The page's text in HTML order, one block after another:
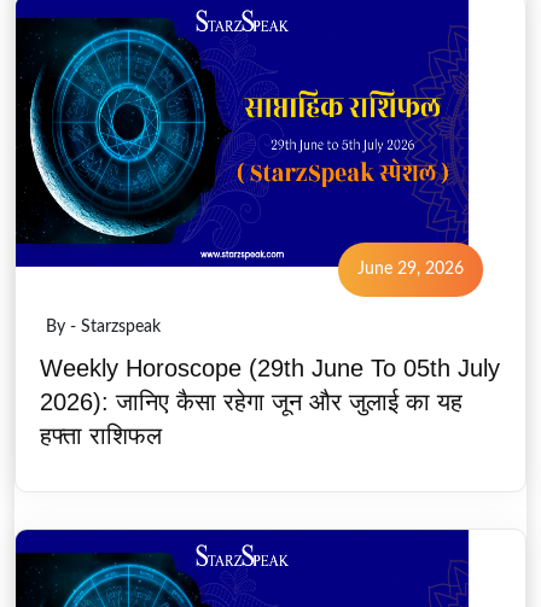
June 29, 2026
By - Starzspeak
Weekly Horoscope (29th June To 05th July
2026): जानिए कैसा रहेगा जून और जुलाई का यह
हफ्ता राशिफल